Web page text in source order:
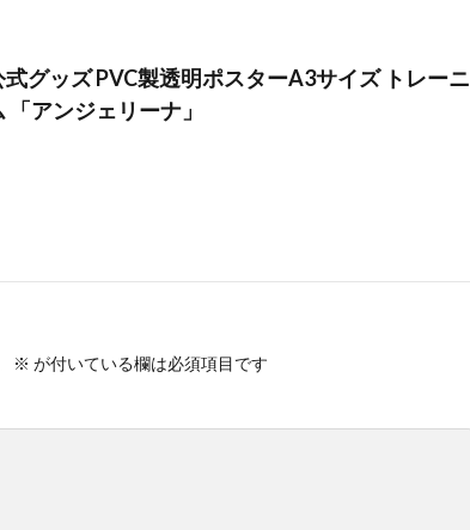
グッズ PVC製透明ポスターA3サイズ トレーニ
「アンジェリーナ」
※ が付いている欄は必須項目です